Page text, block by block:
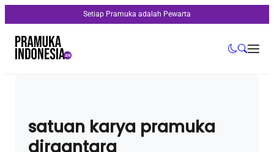
Setiap Pramuka adalah Pewarta
satuan karya pramuka
dirgantara